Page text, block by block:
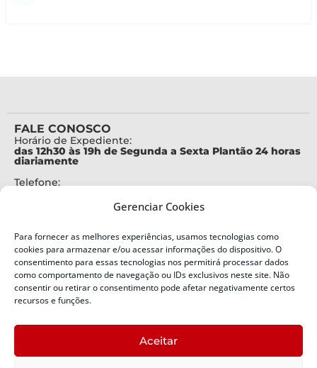
Gerenciar Cookies
Para fornecer as melhores experiências, usamos tecnologias como
cookies para armazenar e/ou acessar informações do dispositivo. O
consentimento para essas tecnologias nos permitirá processar dados
como comportamento de navegação ou IDs exclusivos neste site. Não
consentir ou retirar o consentimento pode afetar negativamente certos
recursos e funções.
Aceitar
FALE CONOSCO
Horário de Expediente:
das 12h30 às 19h de Segunda a Sexta Plantão 24 horas
diariamente
Telefone:
Alertas Defesa Civil:
SMS 40199
ENDEREÇO
Defesa Civil do Estado de Santa Catarina
Bairro:
Capoeiras, Florianópolis, SC